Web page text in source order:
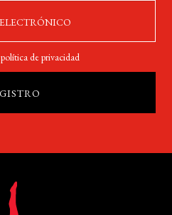
política de privacidad